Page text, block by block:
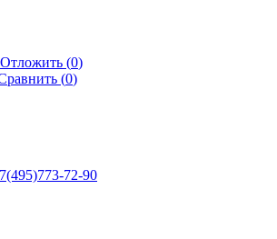
Отложить (0)
(0)
72-90